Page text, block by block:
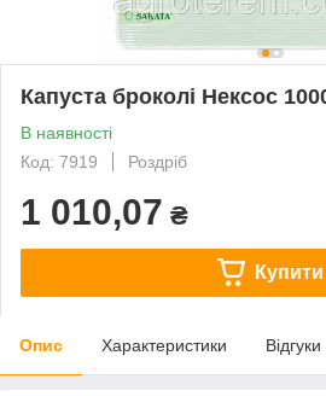
Капуста броколі Нексос
В наявності
Код: 7919
Роздріб
1 010,07 ₴
Купити
Опис Характеристики